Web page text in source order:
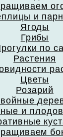
и
Ягоды
Грибы
по
Растения
Цветы
Розарий
и